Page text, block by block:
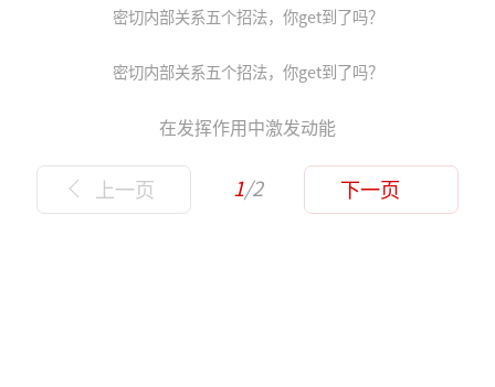
密切内部关系五个招法，你get到了吗？
密切内部关系五个招法，你get到了吗？
在发挥作用中激发动能
上一页 1/2 下一页